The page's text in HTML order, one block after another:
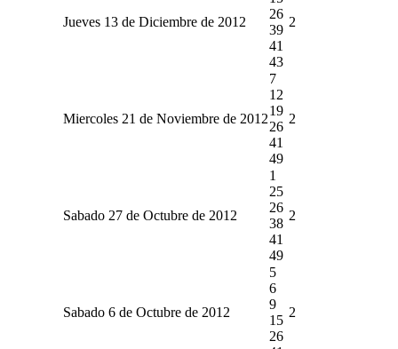
Jueves 13 de Diciembre de 2012
26
39
41
43
2
Miercoles 21 de Noviembre de 2012
7
12
19
26
41
49
2
Sabado 27 de Octubre de 2012
1
25
26
38
41
49
2
Sabado 6 de Octubre de 2012
5
6
9
15
26
2